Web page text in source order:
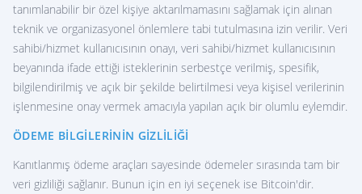
tanımlanabilir bir özel kişiye aktarılmamasını sağlamak için alınan
teknik ve organizasyonel önlemlere tabi tutulmasına izin verilir. Veri
sahibi/hizmet kullanıcısının onayı, veri sahibi/hizmet kullanıcısının
beyanında ifade ettiği isteklerinin serbestçe verilmiş, spesifik,
bilgilendirilmiş ve açık bir şekilde belirtilmesi veya kişisel verilerinin
işlenmesine onay vermek amacıyla yapılan açık bir olumlu eylemdir.
ÖDEME BILGILERININ GIZLILIĞI
Kanıtlanmış ödeme araçları sayesinde ödemeler sırasında tam bir
veri gizliliği sağlanır. Bunun için en iyi seçenek ise Bitcoin'dir.